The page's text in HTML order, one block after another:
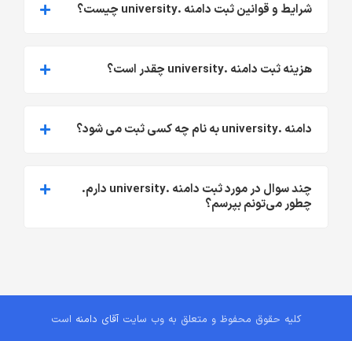
شرایط و قوانین ثبت دامنه .university چیست؟
هزینه ثبت دامنه .university چقدر است؟
دامنه .university به نام چه کسی ثبت می شود؟
چند سوال در مورد ثبت دامنه .university دارم.
چطور می‌تونم بپرسم؟
کلیه حقوق محفوظ و متعلق به وب سایت آقای دامنه است